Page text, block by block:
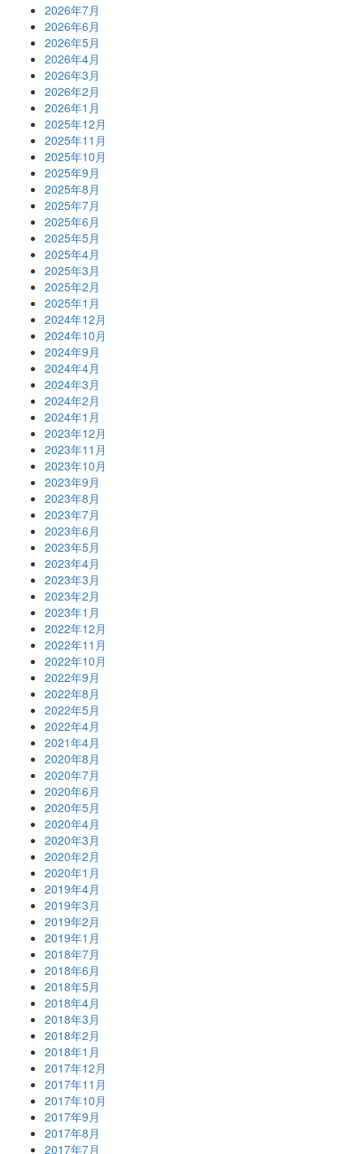
2026年7月
2026年6月
2026年5月
2026年4月
2026年3月
2026年2月
2026年1月
2025年12月
2025年11月
2025年10月
2025年9月
2025年8月
2025年7月
2025年6月
2025年5月
2025年4月
2025年3月
2025年2月
2025年1月
2024年12月
2024年10月
2024年9月
2024年4月
2024年3月
2024年2月
2024年1月
2023年12月
2023年11月
2023年10月
2023年9月
2023年8月
2023年7月
2023年6月
2023年5月
2023年4月
2023年3月
2023年2月
2023年1月
2022年12月
2022年11月
2022年10月
2022年9月
2022年8月
2022年5月
2022年4月
2021年4月
2020年8月
2020年7月
2020年6月
2020年5月
2020年4月
2020年3月
2020年2月
2020年1月
2019年4月
2019年3月
2019年2月
2019年1月
2018年7月
2018年6月
2018年5月
2018年4月
2018年3月
2018年2月
2018年1月
2017年12月
2017年11月
2017年10月
2017年9月
2017年8月
2017年7月